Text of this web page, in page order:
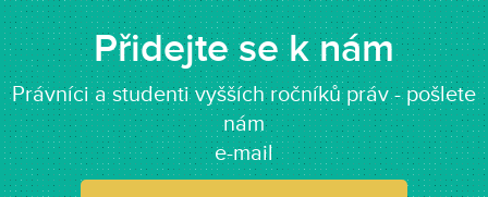
Přidejte se k nám
Právníci a studenti vyšších ročníků práv - pošlete
nám
e-mail